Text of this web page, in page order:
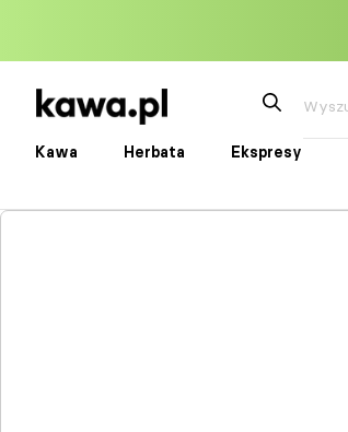
Przejdź
treści
Kawa Herbata Ekspresy